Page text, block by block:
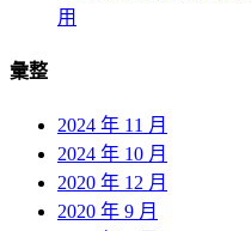
用
彙整
2024 年 11 月
2024 年 10 月
2020 年 12 月
2020 年 9 月